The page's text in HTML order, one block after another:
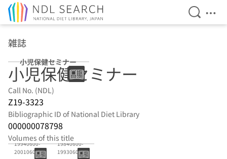
Open
雑誌
小児保健セミナー
小児保健セミナー
Call No. (NDL)
Z19-3323
Bibliographic ID of National Diet Library
000000078798
Volumes of this title
11-18
19940600-
20010600
1-10
19840600-
19930600